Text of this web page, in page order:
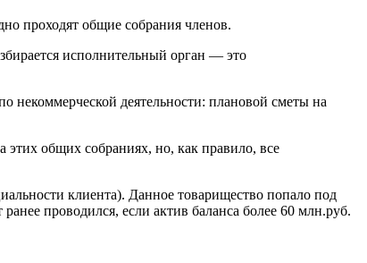
проходят общие собрания членов.
исполнительный орган — это
деятельности: плановой сметы на
этих общих собраниях, но, как правило, все
клиента). Данное товарищество попало под
проводился, если актив баланса более 60 млн.руб.